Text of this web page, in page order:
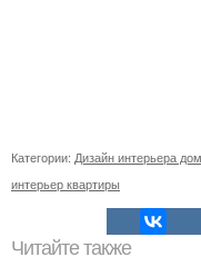
Категории: Дизайн интерьера
интерьер квартиры
Читайте также